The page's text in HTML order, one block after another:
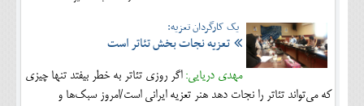
یک کارگردان تعزیه:
تعزیه نجات بخش تئاتر است
مهدی دریایی: اگر روزی تئاتر به خطر بیفتد تنها چیزی
که می‌تواند تئاتر را نجات دهد هنر تعزیه ایرانی است/امروز سبک‌ها و